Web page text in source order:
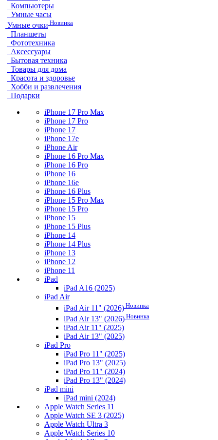
Компьютеры
Умные часы
Умные очки Новинка
Планшеты
Фототехника
Аксессуары
Бытовая техника
Товары для дома
Красота и здоровье
Хобби и развлечения
Подарки
iPhone 17 Pro Max
iPhone 17 Pro
iPhone 17
iPhone 17e
iPhone Air
iPhone 16 Pro Max
iPhone 16 Pro
iPhone 16
iPhone 16e
iPhone 16 Plus
iPhone 15 Pro Max
iPhone 15 Pro
iPhone 15
iPhone 15 Plus
iPhone 14
iPhone 14 Plus
iPhone 13
iPhone 12
iPhone 11
iPad
iPad A16 (2025)
iPad Air
iPad Air 11" (2026) Новинка
iPad Air 13" (2026) Новинка
iPad Air 11" (2025)
iPad Air 13" (2025)
iPad Pro
iPad Pro 11" (2025)
iPad Pro 13" (2025)
iPad Pro 11" (2024)
iPad Pro 13" (2024)
iPad mini
iPad mini (2024)
Apple Watch Series 11
Apple Watch SE 3 (2025)
Apple Watch Ultra 3
Apple Watch Series 10